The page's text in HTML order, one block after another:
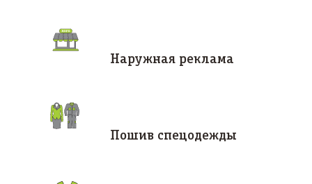
Наружная реклама
Пошив спецодежды